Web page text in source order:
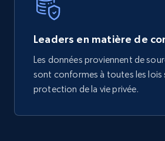
Leaders en matière de
Les données proviennent de
sont conformes à toutes les lois
protection de la vie privée.